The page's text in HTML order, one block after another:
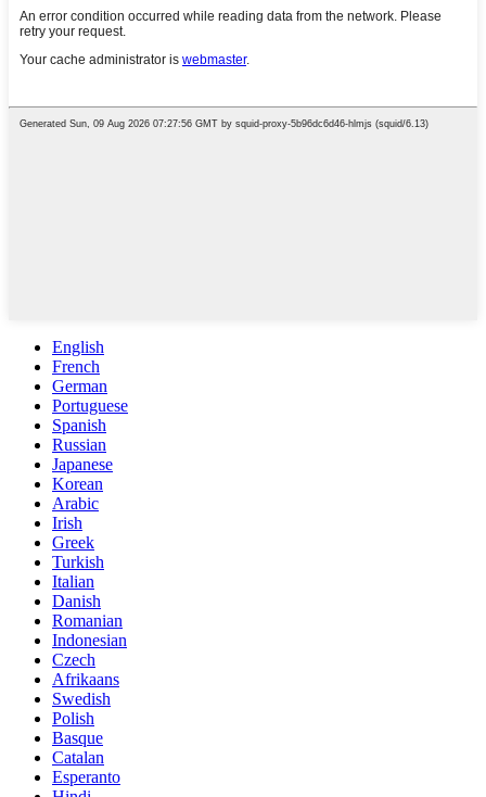
English
French
German
Portuguese
Spanish
Russian
Japanese
Korean
Arabic
Irish
Greek
Turkish
Italian
Danish
Romanian
Indonesian
Czech
Afrikaans
Swedish
Polish
Basque
Catalan
Esperanto